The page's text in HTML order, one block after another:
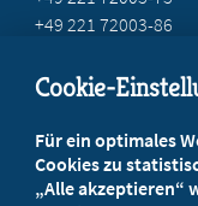
+49 221 72003-86
Ihr Landesverband
Cookie-
Für ein optimales
Cookies zu
„Alle akzeptieren“